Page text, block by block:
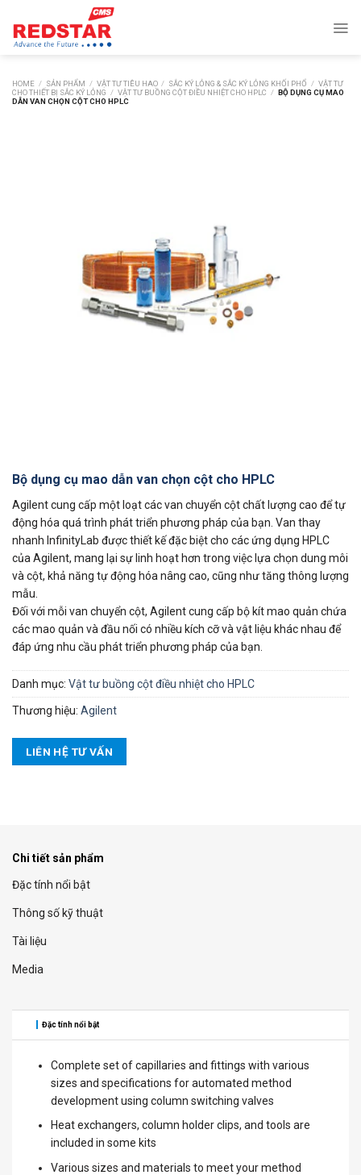
content
HOME / SẢN PHẨM / VẬT TƯ TIÊU HAO / SẮC KÝ LỎNG & SẮC KÝ LỎNG KHỐI PHỔ / VẬT TƯ
CHO THIẾT BỊ SẮC KÝ LỎNG / VẬT TƯ BUỒNG CỘT ĐIỀU NHIỆT CHO HPLC / BỘ DỤNG CỤ MAO
DẪN VAN CHỌN CỘT CHO HPLC
Bộ dụng cụ mao dẫn van chọn cột cho HPLC
Agilent cung cấp một loạt các van chuyển cột chất lượng cao để tự
động hóa quá trình phát triển phương pháp của bạn. Van thay
nhanh InfinityLab được thiết kế đặc biệt cho các ứng dụng HPLC
của Agilent, mang lại sự linh hoạt hơn trong việc lựa chọn dung môi
và cột, khả năng tự động hóa nâng cao, cũng như tăng thông lượng
mẫu.
Đối với mỗi van chuyển cột, Agilent cung cấp bộ kít mao quản chứa
các mao quản và đầu nối có nhiều kích cỡ và vật liệu khác nhau để
đáp ứng nhu cầu phát triển phương pháp của bạn.
Danh mục: Vật tư buồng cột điều nhiệt cho HPLC
Thương hiệu: Agilent
LIÊN HỆ TƯ VẤN
Chi tiết sản phẩm
Đặc tính nổi bật
Thông số kỹ thuật
Tài liệu
Media
Đặc tính nổi bật
Complete set of capillaries and fittings with various
sizes and specifications for automated method
development using column switching valves
Heat exchangers, column holder clips, and tools are
included in some kits
Various sizes and materials to meet your method